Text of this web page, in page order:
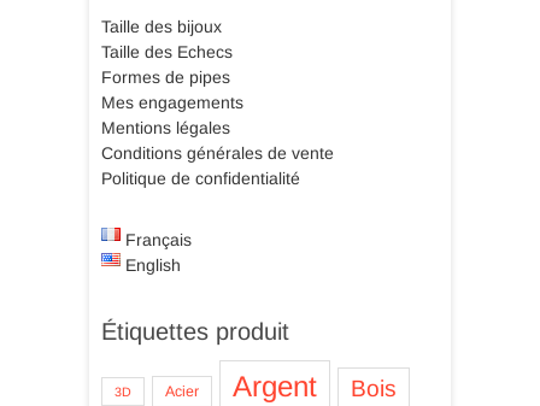
Taille des bijoux
Taille des Echecs
Formes de pipes
Mes engagements
Mentions légales
Conditions générales de vente
Politique de confidentialité
Français
English
Étiquettes produit
3D Acier Argent Bois